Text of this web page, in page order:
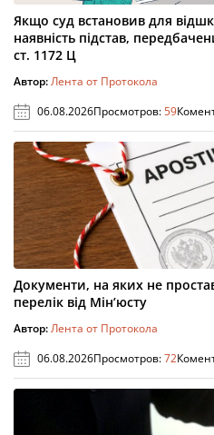
Якщо суд встановив для
наявність підстав,
ст. 1172 Ц
Автор:Лента от Протокола
06.08.2026Просмотров:59
Документи, на яких не
перелік від Мін’юсту
Автор:Лента от Протокола
06.08.2026Просмотров:72